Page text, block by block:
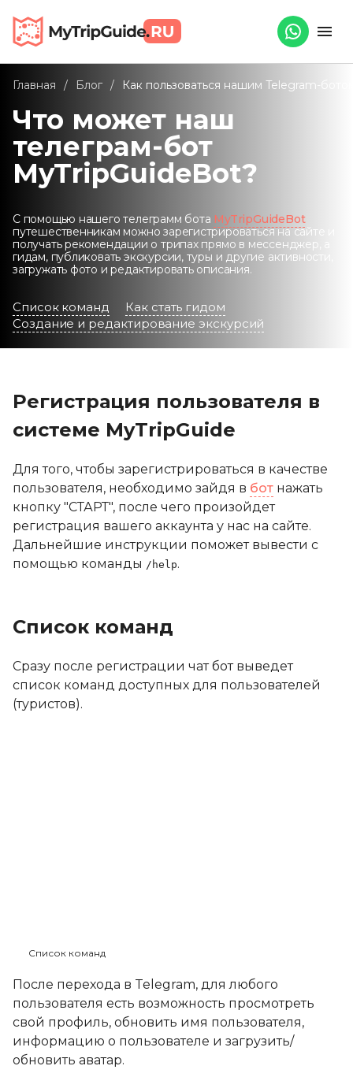
Главная / Блог / Как пользоваться нашим Telegram-
Что может наш
телеграм-бот
MyTripGuideBot?
С помощью нашего телеграмм бота MyTripGuideBot
путешественникам можно зарегистрироваться на сайте и
получать рекомендации о трипах прямо в мессенджер, а
гидам, публиковать экскурсии, туры и другие активности,
загружать фото и редактировать описания.
Список команд
Как стать гидом
Создание и редактирование экскурсий
Регистрация пользователя в
системе MyTripGuide
Для того, чтобы зарегистрироваться в качестве
пользователя, необходимо зайдя в бот нажать
кнопку "СТАРТ", после чего произойдет
регистрация вашего аккаунта у нас на сайте.
Дальнейшие инструкции поможет вывести с
помощью команды /help.
Список команд
Сразу после регистрации чат бот выведет
список команд доступных для пользователей
(туристов).
Список команд
После перехода в Telegram, для любого
пользователя есть возможность просмотреть
свой профиль, обновить имя пользователя,
информацию о пользователе и загрузить/
обновить аватар.